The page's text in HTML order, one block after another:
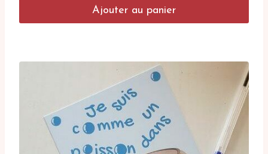
Ajouter au panier